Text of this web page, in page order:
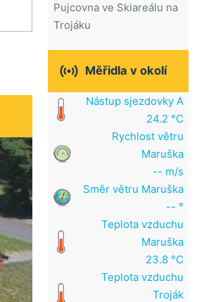
Pujcovna ve Skiareálu na
Trojáku
 Měřidla v okolí
Nástup sjezdovky A
24.2 °C
Rychlost větru
Maruška
-- m/s
Směr větru Maruška
-- °
Teplota vzduchu
Maruška
23.8 °C
Teplota vzduchu
Troják